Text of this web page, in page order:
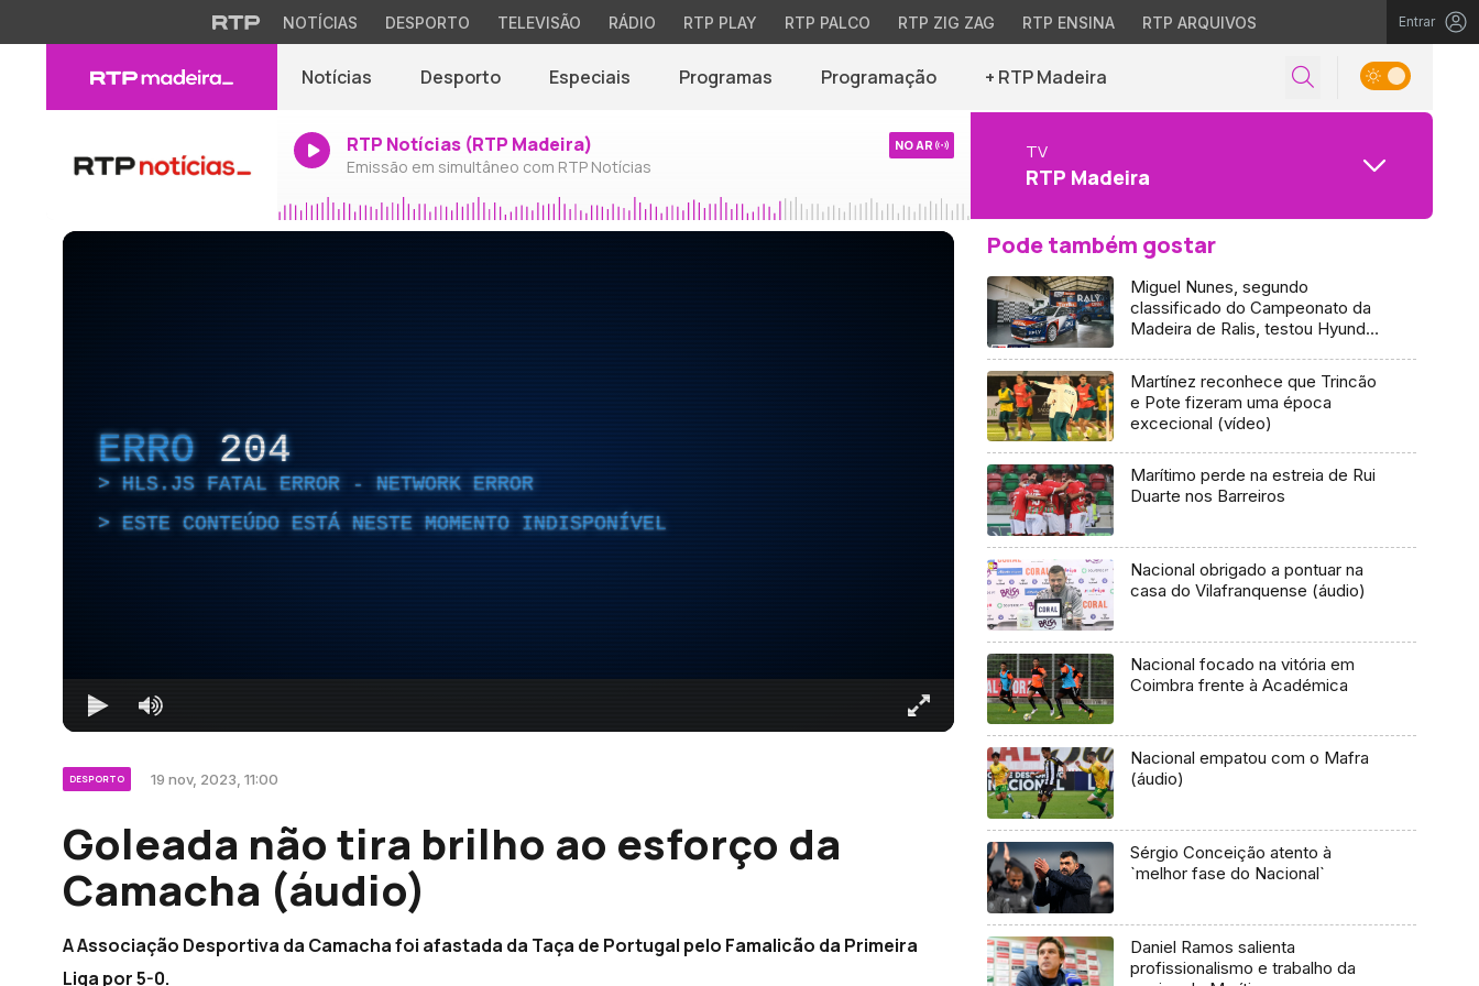
NOTÍCIAS DESPORTO TELEVISÃO RÁDIO RTP PLAY RTP PALCO RTP ZIG ZAG RTP ENSINA RTP ARQUIVOS Entrar
Notícias Desporto Especiais Programas Programação + RTP Madeira
RTP Notícias (RTP Madeira)
Emissão em simultâneo com RTP Notícias
NO AR TV
RTP Madeira
ERRO 204
HLS.JS FATAL ERROR - NETWORK ERROR
ESTE CONTEÚDO ESTÁ NESTE MOMENTO INDISPONÍVEL
DESPORTO 19 nov, 2023, 11:00
Goleada não tira brilho ao esforço da
Camacha (áudio)
A Associação Desportiva da Camacha foi afastada da Taça de Portugal pelo Famalicão da Primeira
Liga por 5-0.
Pode também gostar
Miguel Nunes, segundo
classificado do Campeonato da
Madeira de Ralis, testou Hyundai
Brava 2019
Martínez reconhece que Trincão
e Pote fizeram uma época
excecional (vídeo)
Marítimo perde na estreia de Rui
Duarte nos Barreiros
Nacional obrigado a pontuar na
casa do Vilafranquense (áudio)
Nacional focado na vitória em
Coimbra frente à Académica
Nacional empatou com o Mafra
(áudio)
Sérgio Conceição atento à
`melhor fase do Nacional`
Daniel Ramos salienta
profissionalismo e trabalho da